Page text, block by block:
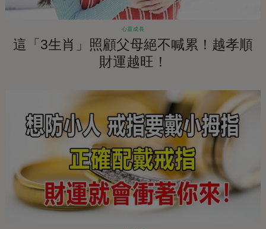
心靈成長
這「3生肖」照顧父母絕不喊累！越孝順
財運越旺！